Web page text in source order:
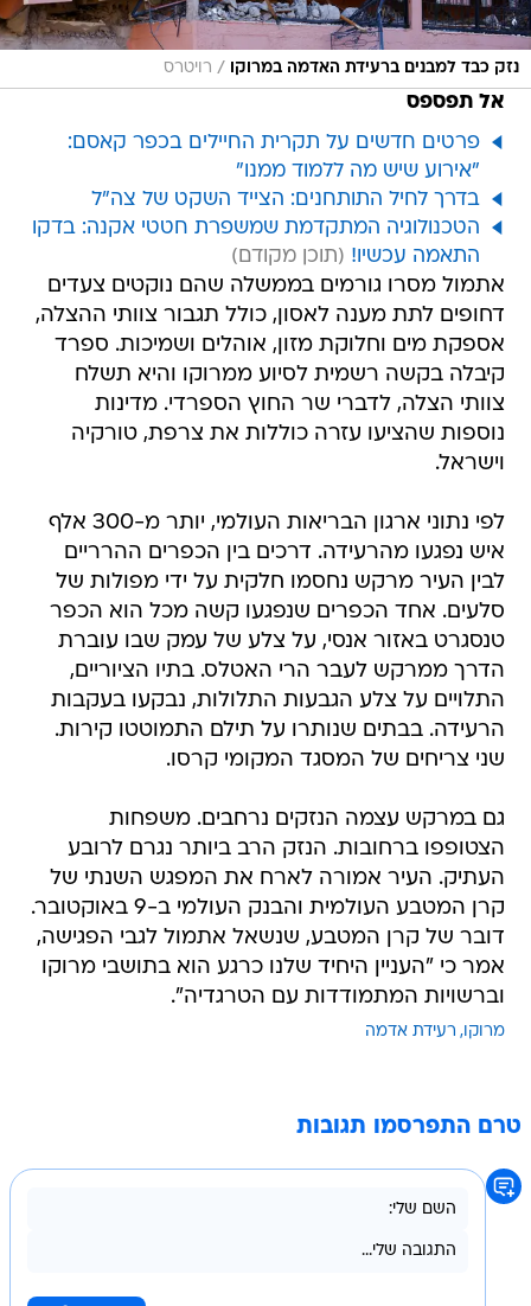
נזק כבד למבנים ברעידת האדמה במרוקו / רויטרס
אל תפספס
פרטים חדשים על תקרית החיילים בכפר קאסם:
"אירוע שיש מה ללמוד ממנו"
בדרך לחיל התותחנים: הצייד השקט של צה"ל
הטכנולוגיה המתקדמת שמשפרת חטטי אקנה: בדקו
התאמה עכשיו!
אתמול מסרו גורמים בממשלה שהם נוקטים צעדים
דחופים לתת מענה לאסון, כולל תגבור צוותי ההצלה,
אספקת מים וחלוקת מזון, אוהלים ושמיכות. ספרד
קיבלה בקשה רשמית לסיוע ממרוקו והיא תשלח
צוותי הצלה, לדברי שר החוץ הספרדי. מדינות
נוספות שהציעו עזרה כוללות את צרפת, טורקיה
וישראל.
לפי נתוני ארגון הבריאות העולמי, יותר מ-300 אלף
איש נפגעו מהרעידה. דרכים בין הכפרים ההרריים
לבין העיר מרקש נחסמו חלקית על ידי מפולות של
סלעים. אחד הכפרים שנפגעו קשה מכל הוא הכפר
טנסגרט באזור אנסי, על צלע של עמק שבו עוברת
הדרך ממרקש לעבר הרי האטלס. בתיו הציוריים,
התלויים על צלע הגבעות התלולות, נבקעו בעקבות
הרעידה. בבתים שנותרו על תילם התמוטטו קירות.
שני צריחים של המסגד המקומי קרסו.
גם במרקש עצמה הנזקים נרחבים. משפחות
הצטופפו ברחובות. הנזק הרב ביותר נגרם לרובע
העתיק. העיר אמורה לארח את המפגש השנתי של
קרן המטבע העולמית והבנק העולמי ב-9 באוקטובר.
דובר של קרן המטבע, שנשאל אתמול לגבי הפגישה,
אמר כי "העניין היחיד שלנו כרגע הוא בתושבי מרוקו
וברשויות המתמודדות עם הטרגדיה".
מרוקו רעידת אדמה
טרם התפרסמו תגובות